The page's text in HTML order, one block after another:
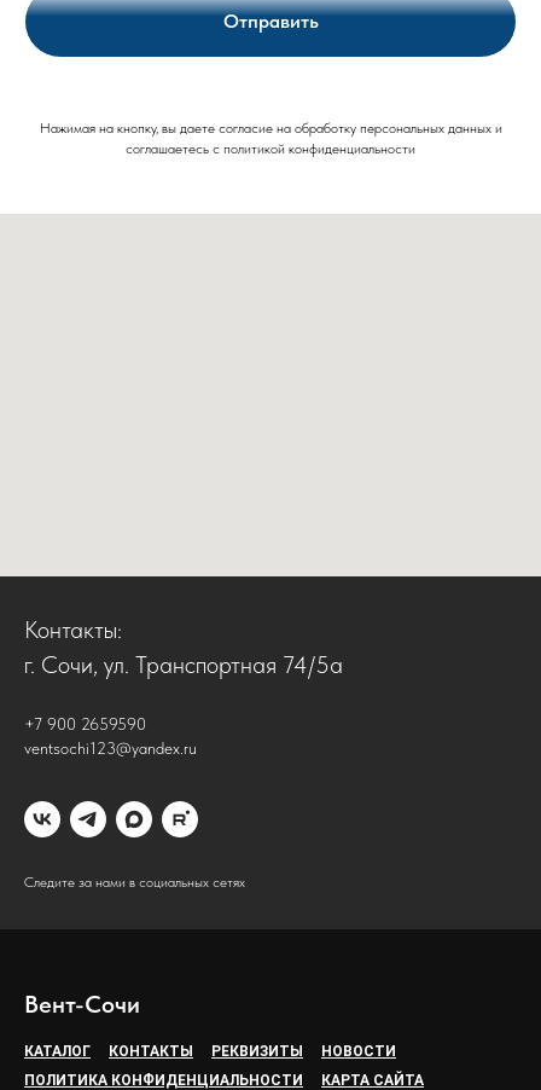
Отправить
Нажимая на кнопку, вы даете согласие на обработку персональных данных и
соглашаетесь c политикой конфиденциальности
Контакты:
г. Сочи, ул. Транспортная 74/5а
+7 900 2659590
ventsochi123@yandex.ru
Следите за нами в социальных сетях
Вент-Сочи
КАТАЛОГ КОНТАКТЫ РЕКВИЗИТЫ
НОВОСТИ
ПОЛИТИКА КОНФИДЕНЦИАЛЬНОСТИ
КАРТА САЙТА